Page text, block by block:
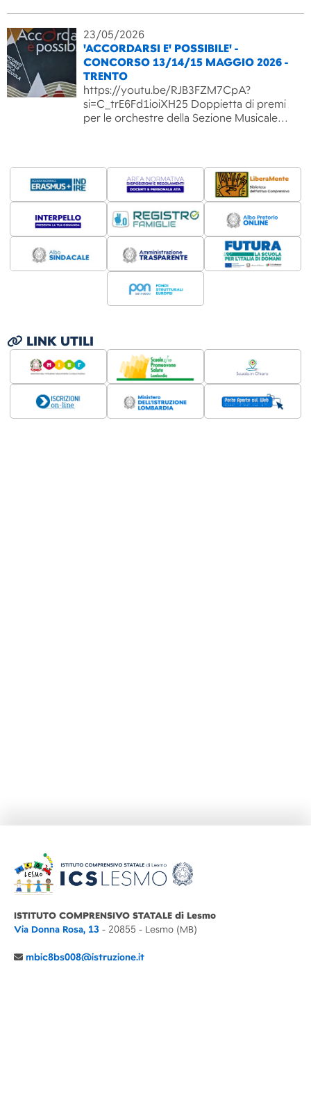
23/05/2026
'ACCORDARSI E' POSSIBILE' -
CONCORSO 13/14/15 MAGGIO 2026 -
TRENTO
https://youtu.be/RJB3FZM7CpA?
si=C_trE6Fd1ioiXH25 Doppietta di premi
per le orchestre della Sezione Musicale…
LINK UTILI
ISTITUTO COMPRENSIVO STATALE di Lesmo
Via Donna Rosa, 13 - 20855 - Lesmo (MB)
mbic8bs008@istruzione.it